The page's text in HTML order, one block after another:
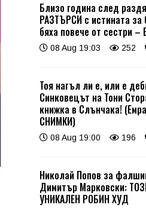
Близо година след
РАЗТЪРСИ с истината за
бяха повече от сестри
08 Aug 19:03 252
Тоя нагъл ли е, или е
Синковецът на Тони
книжка в Слънчака!
СНИМКИ)
08 Aug 19:00 196
Николай Попов за
Димитър Марковски:
УНИКАЛЕН РОБИН ХУД